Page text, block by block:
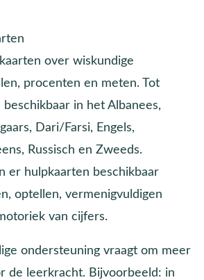
over wiskundige
procenten en meten. Tot
beschikbaar in het Albanees,
Dari/Farsi, Engels,
Russisch en Zweeds.
er hulpkaarten beschikbaar
optellen, vermenigvuldigen
van cijfers.
ondersteuning vraagt om meer
de leerkracht. Bijvoorbeeld: in